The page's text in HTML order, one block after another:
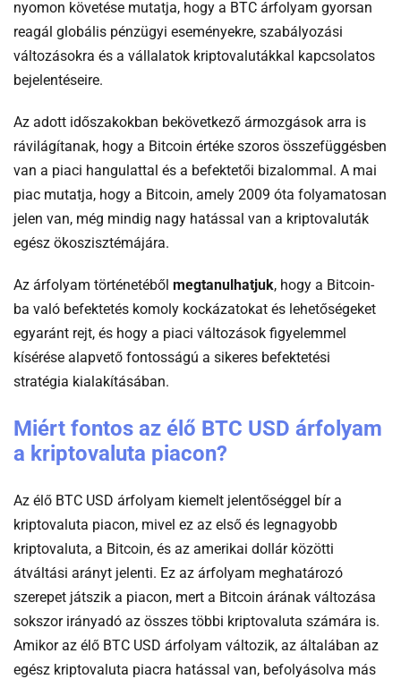
nyomon követése mutatja, hogy a BTC árfolyam gyorsan
reagál globális pénzügyi eseményekre, szabályozási
változásokra és a vállalatok kriptovalutákkal kapcsolatos
bejelentéseire.
Az adott időszakokban bekövetkező ármozgások arra is
rávilágítanak, hogy a Bitcoin értéke szoros összefüggésben
van a piaci hangulattal és a befektetői bizalommal. A mai
piac mutatja, hogy a Bitcoin, amely 2009 óta folyamatosan
jelen van, még mindig nagy hatással van a kriptovaluták
egész ökoszisztémájára.
Az árfolyam történetéből megtanulhatjuk, hogy a Bitcoin-
ba való befektetés komoly kockázatokat és lehetőségeket
egyaránt rejt, és hogy a piaci változások figyelemmel
kísérése alapvető fontosságú a sikeres befektetési
stratégia kialakításában.
Miért fontos az élő BTC USD árfolyam
a kriptovaluta piacon?
Az élő BTC USD árfolyam kiemelt jelentőséggel bír a
kriptovaluta piacon, mivel ez az első és legnagyobb
kriptovaluta, a Bitcoin, és az amerikai dollár közötti
átváltási arányt jelenti. Ez az árfolyam meghatározó
szerepet játszik a piacon, mert a Bitcoin árának változása
sokszor irányadó az összes többi kriptovaluta számára is.
Amikor az élő BTC USD árfolyam változik, az általában az
egész kriptovaluta piacra hatással van, befolyásolva más